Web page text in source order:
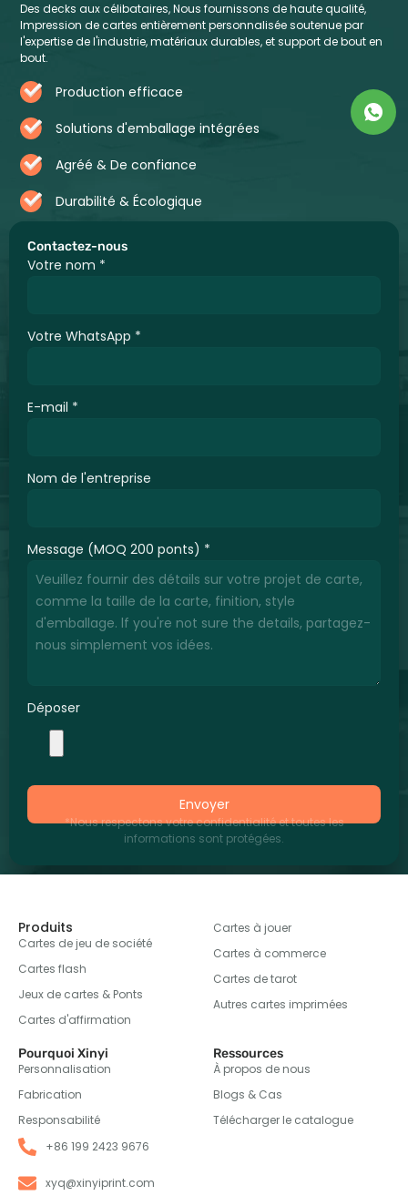
Contactez-nous
Votre nom *
Votre WhatsApp *
E-mail *
Nom de l'entreprise
Message (MOQ 200 ponts) *
Déposer
Envoyer
*Nous respectons votre confidentialité et toutes les
informations sont protégées.
Des decks aux célibataires, Nous fournissons de haute qualité,
Impression de cartes entièrement personnalisée soutenue par
l'expertise de l'industrie, matériaux durables, et support de bout en
bout.
Production efficace
Solutions d'emballage intégrées
Agréé & De confiance
Durabilité & Écologique
Produits
Cartes de jeu de société
Cartes flash
Jeux de cartes & Ponts
Cartes d'affirmation
Cartes à jouer
Cartes à commerce
Cartes de tarot
Autres cartes imprimées
Pourquoi Xinyi
Personnalisation
Fabrication
Responsabilité
Ressources
À propos de nous
Blogs & Cas
Télécharger le catalogue
+86 199 2423 9676
xyq@xinyiprint.com